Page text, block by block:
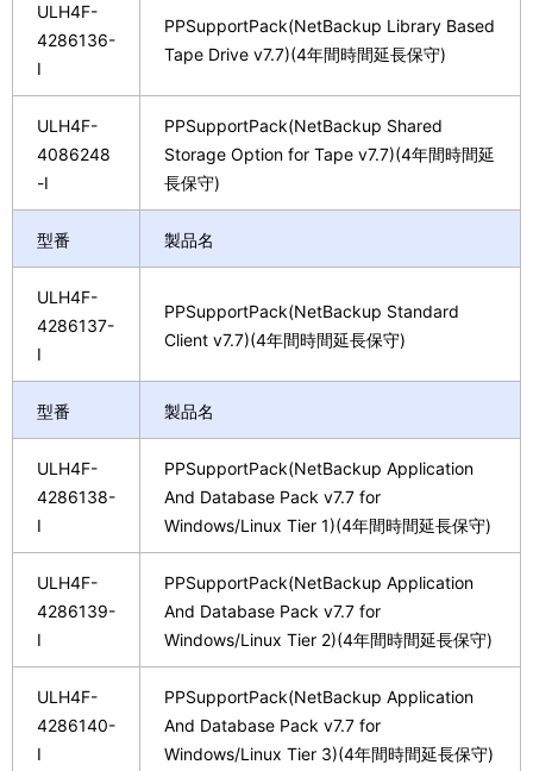
ULH4F-
4286136-
I
PPSupportPack(NetBackup Library Based
Tape Drive v7.7)(4年間時間延長保守)
ULH4F-
4086248
-I
PPSupportPack(NetBackup Shared
Storage Option for Tape v7.7)(4年間時間延
長保守)
型番 製品名
ULH4F-
4286137-
I
PPSupportPack(NetBackup Standard
Client v7.7)(4年間時間延長保守)
型番 製品名
ULH4F-
4286138-
I
PPSupportPack(NetBackup Application
And Database Pack v7.7 for
Windows/Linux Tier 1)(4年間時間延長保守)
ULH4F-
4286139-
I
PPSupportPack(NetBackup Application
And Database Pack v7.7 for
Windows/Linux Tier 2)(4年間時間延長保守)
ULH4F-
4286140-
I
PPSupportPack(NetBackup Application
And Database Pack v7.7 for
Windows/Linux Tier 3)(4年間時間延長保守)